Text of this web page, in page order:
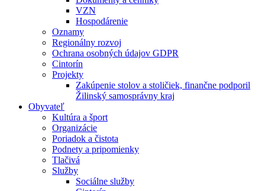
VZN
Hospodárenie
Oznamy
Regionálny rozvoj
Ochrana osobných údajov GDPR
Cintorín
Projekty
Zakúpenie stolov a stoličiek, finančne podporil
Žilinský samosprávny kraj
Obyvateľ
Kultúra a šport
Organizácie
Poriadok a čistota
Podnety a pripomienky
Tlačivá
Služby
Sociálne služby